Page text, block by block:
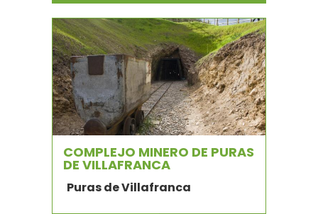
COMPLEJO MINERO DE PURAS
DE VILLAFRANCA
Puras de Villafranca